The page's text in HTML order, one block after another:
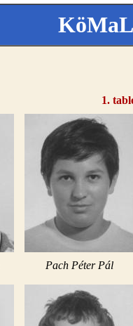
1.
Pach Péter Pál